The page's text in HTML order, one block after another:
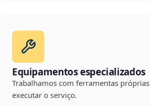
Equipamentos especializados
Trabalhamos com ferramentas
executar o serviço.